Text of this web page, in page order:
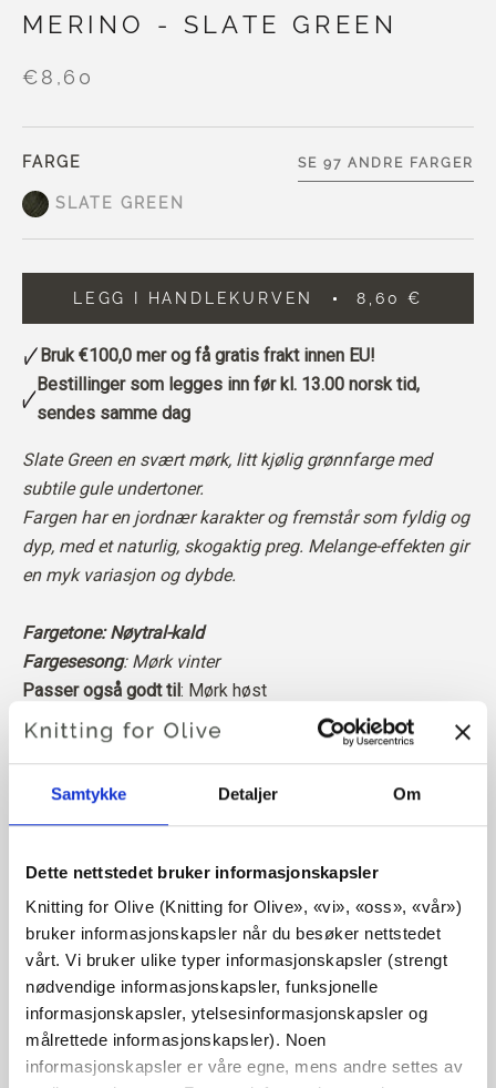
Samtykke Detaljer Om
Dette nettstedet bruker informasjonskapsler
Knitting for Olive (Knitting for Olive», «vi», «oss», «vår»)
bruker informasjonskapsler når du besøker nettstedet
vårt. Vi bruker ulike typer informasjonskapsler (strengt
nødvendige informasjonskapsler, funksjonelle
informasjonskapsler, ytelsesinformasjonskapsler og
målrettede informasjonskapsler). Noen
informasjonskapsler er våre egne, mens andre settes av
MERINO - SLATE GREEN
€8,60
FARGE
SLATE GREEN
SE 97 ANDRE FARGER
LEGG I HANDLEKURVEN 8,60 €
Bruk€100,0 mer og få gratis frakt innen EU!
Bestillinger som legges inn før kl. 13.00 norsk tid,
sendes samme dag
Slate Green en svært mørk, litt kjølig grønnfarge med
subtile gule undertoner.
Fargen har en jordnær karakter og fremstår som fyldig og
dyp, med et naturlig, skogaktig preg. Melange-effekten gir
en myk variasjon og dybde.
Fargetone: Nøytral-kald
Fargesesong: Mørk vinter
Passer også godt til: Mørk høst
Merinoullen vår kommer fra sauer oppdrettet i Patagonia,
direkte tilbake til gården den kommer fra. På denne måten
som har produsert ullen vår.
Merinoull har mange gode egenskaper. Den er
temperaturregulerende. Det vil si at ullen holder kroppen
varm i kaldt vær, og frigjør varme i varmt vær, slik at huden
holdes kjølig. Samtidig kan ull, i likhet med silke,
transportere fuktighet bort fra huden, og kan absorbere 30
% av sin egen vekt uten å føles våt.